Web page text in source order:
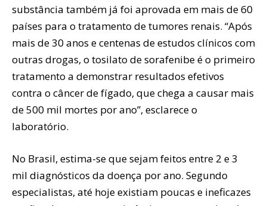
substância também já foi aprovada em mais de 60
países para o tratamento de tumores renais. “Após
mais de 30 anos e centenas de estudos clínicos com
outras drogas, o tosilato de sorafenibe é o primeiro
tratamento a demonstrar resultados efetivos
contra o câncer de fígado, que chega a causar mais
de 500 mil mortes por ano”, esclarece o
laboratório.
No Brasil, estima-se que sejam feitos entre 2 e 3
mil diagnósticos da doença por ano. Segundo
especialistas, até hoje existiam poucas e ineficazes